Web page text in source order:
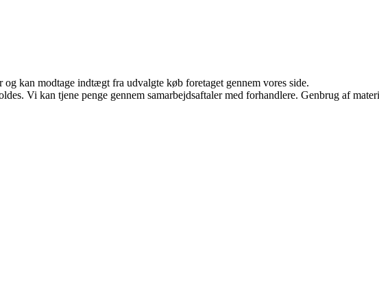
kan modtage indtægt fra udvalgte køb foretaget gennem vores side.
Vi kan tjene penge gennem samarbejdsaftaler med forhandlere. Genbrug af